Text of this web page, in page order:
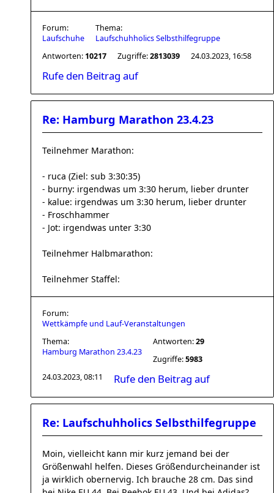
Forum:
Laufschuhe
Thema:
Laufschuhholics Selbsthilfegruppe
Antworten: 10217 Zugriffe:2813039 24.03.2023, 16:58
Rufe den Beitrag auf
Re: Hamburg Marathon 23.4.23
Teilnehmer Marathon:
- ruca (Ziel: sub 3:30:35)
- burny: irgendwas um 3:30 herum, lieber drunter
- kalue: irgendwas um 3:30 herum, lieber drunter
- Froschhammer
- Jot: irgendwas unter 3:30
Teilnehmer Halbmarathon:
Teilnehmer Staffel:
Forum:
Wettkämpfe und Lauf-Veranstaltungen
Thema:
Hamburg Marathon 23.4.23
Antworten:29
Zugriffe:5983
24.03.2023, 08:11
Rufe den Beitrag auf
Re: Laufschuhholics Selbsthilfegruppe
Moin, vielleicht kann mir kurz jemand bei der
Größenwahl helfen. Dieses Größendurcheinander ist
ja wirklich obernervig. Ich brauche 28 cm. Das sind